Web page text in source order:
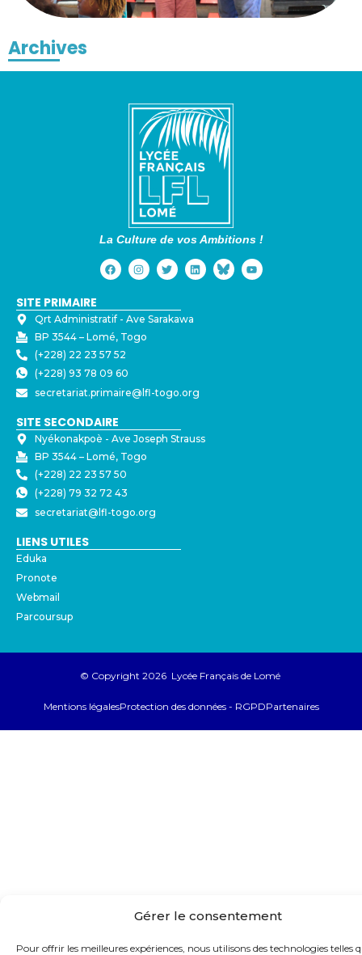
Gérer le consentement
Pour offrir les meilleures expériences, nous utilisons des technologies telles
Archives
La Culture de vos Ambitions !
SITE PRIMAIRE
Qrt Administratif - ⁠Ave Sarakawa
BP 3544 – Lomé, Togo
(+228) 22 23 57 52
(+228) 93 78 09 60
secretariat.primaire@lfl-togo.org
SITE SECONDAIRE
Nyékonakpoè - ⁠Ave Joseph Strauss
BP 3544 – Lomé, Togo
(+228) 22 23 57 50
(+228) 79 32 72 43
secretariat@lfl-togo.org
LIENS UTILES
Eduka
Pronote
Webmail
Parcoursup
© Copyright 2026 Lycée Français de Lomé
Mentions légalesProtection des données - RGPDPartenaires